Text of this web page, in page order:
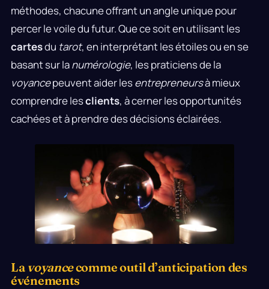
méthodes, chacune offrant un angle unique pour
percer le voile du futur. Que ce soit en utilisant les
cartesdu tarot, en interprétant les étoiles ou en se
basant sur lanumérologie, les praticiens de la
voyancepeuvent aider lesentrepreneursà mieux
comprendre lesclients, à cerner les opportunités
cachées et à prendre des décisions éclairées.
La voyancecomme outil d’anticipation des
événements